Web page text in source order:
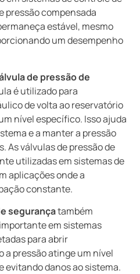
pressão compensada
estável, mesmo
um desempenho
de pressão de
é utilizado para
de volta ao reservatório
nível específico. Isso ajuda
e a manter a pressão
As válvulas de pressão de
utilizadas em sistemas de
aplicações onde a
constante.
segurançatambém
em sistemas
para abrir
pressão atinge um nível
evitando danos ao sistema.